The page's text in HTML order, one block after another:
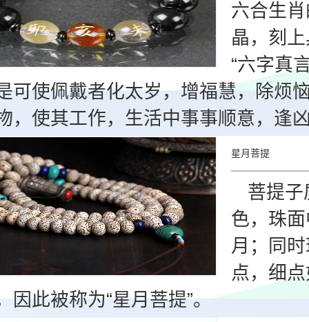
六合生
晶，刻
“六字真
可使佩戴者化太岁，增福慧，除烦
，使其工作，生活中事事顺意，逢
星月菩提
菩提子
色，珠
月；同
点，细
因此被称为“星月菩提”。